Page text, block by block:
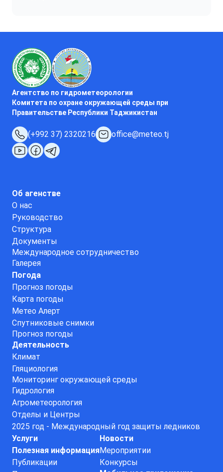
Агентство по гидрометеорологии
Комитета по охране окружающей среды при
Правительстве Республики Таджикистан
(+992 37) 2320216 office@meteo.tj
Об агенстве
О нас
Руководство
Структура
Документы
Международное сотрудничество
Галерея
Погода
Прогноз погоды
Карта погоды
Метео Алерт
Спутниковые снимки
Прогноз погоды
Деятельность
Климат
Гляциология
Мониторинг окружающей среды
Гидрология
Агрометеорология
Отделы и Центры
2025 год - Международный год защиты ледников
Услуги
Полезная информация
Публикации
Новости
Мероприятии
Конкурсы